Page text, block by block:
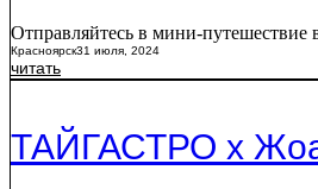
Отправляйтесь в мини-
Красноярск31 июля, 2024
читать
ТАЙГАСТРО х